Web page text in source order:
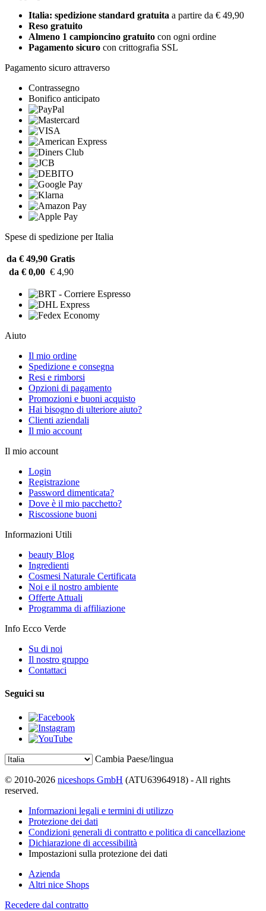
Italia: spedizione standard gratuita a partire da € 49,90
Reso gratuito
Almeno 1 campioncino gratuito con ogni ordine
Pagamento sicuro con crittografia SSL
Pagamento sicuro attraverso
Contrassegno
Bonifico anticipato
Spese di spedizione per Italia
da € 49,90 Gratis
da € 0,00 € 4,90
Aiuto
Il mio ordine
Spedizione e consegna
Resi e rimborsi
Opzioni di pagamento
Promozioni e buoni acquisto
Hai bisogno di ulteriore aiuto?
Clienti aziendali
Il mio account
Il mio account
Login
Registrazione
Password dimenticata?
Dove è il mio pacchetto?
Riscossione buoni
Informazioni Utili
beauty Blog
Ingredienti
Cosmesi Naturale Certificata
Noi e il nostro ambiente
Offerte Attuali
Programma di affiliazione
Info Ecco Verde
Su di noi
Il nostro gruppo
Contattaci
Seguici su
Cambia Paese/lingua
© 2010-2026 niceshops GmbH (ATU63964918) - All rights
reserved.
Informazioni legali e termini di utilizzo
Protezione dei dati
Condizioni generali di contratto e politica di cancellazione
Dichiarazione di accessibilità
Impostazioni sulla protezione dei dati
Azienda
Altri nice Shops
Recedere dal contratto